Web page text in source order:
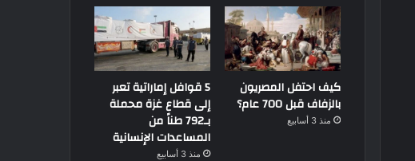
كيف احتفل المصريون
بالزفاف قبل 700 عام؟
منذ 3 أسابيع
5 قوافل إماراتية تعبر
إلى قطاع غزة محملة
بـ792 طناً من
المساعدات الإنسانية
منذ 3 أسابيع